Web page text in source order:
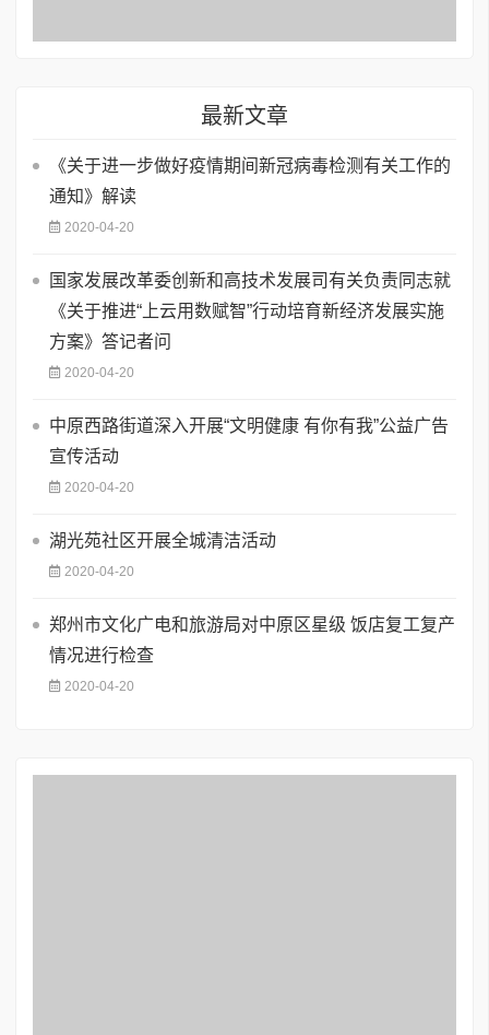
最新文章
《关于进一步做好疫情期间新冠病毒检测有关工作的
通知》解读
2020-04-20
国家发展改革委创新和高技术发展司有关负责同志就
《关于推进“上云用数赋智”行动培育新经济发展实施
方案》答记者问
2020-04-20
中原西路街道深入开展“文明健康 有你有我”公益广告
宣传活动
2020-04-20
湖光苑社区开展全城清洁活动
2020-04-20
郑州市文化广电和旅游局对中原区星级 饭店复工复产
情况进行检查
2020-04-20